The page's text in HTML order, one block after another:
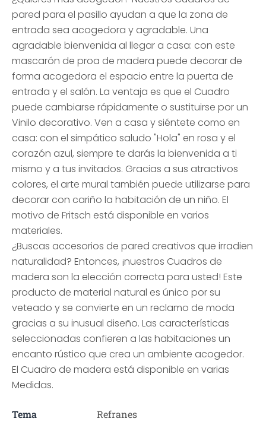
pared para el pasillo ayudan a que la zona de
entrada sea acogedora y agradable. Una
agradable bienvenida al llegar a casa: con este
mascarón de proa de madera puede decorar de
forma acogedora el espacio entre la puerta de
entrada y el salón. La ventaja es que el Cuadro
puede cambiarse rápidamente o sustituirse por un
Vinilo decorativo. Ven a casa y siéntete como en
casa: con el simpático saludo "Hola" en rosa y el
corazón azul, siempre te darás la bienvenida a ti
mismo y a tus invitados. Gracias a sus atractivos
colores, el arte mural también puede utilizarse para
decorar con cariño la habitación de un niño. El
motivo de Fritsch está disponible en varios
materiales.
¿Buscas accesorios de pared creativos que irradien
naturalidad? Entonces, ¡nuestros Cuadros de
madera son la elección correcta para usted! Este
producto de material natural es único por su
veteado y se convierte en un reclamo de moda
gracias a su inusual diseño. Las características
seleccionadas confieren a las habitaciones un
encanto rústico que crea un ambiente acogedor.
El Cuadro de madera está disponible en varias
Medidas.
Tema Refranes